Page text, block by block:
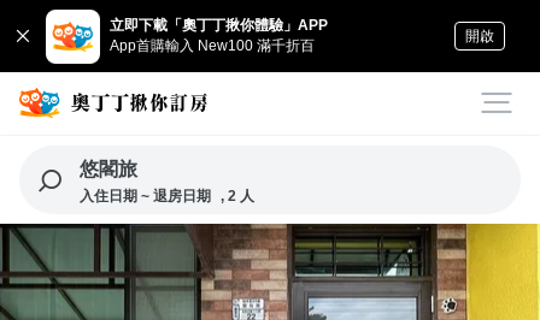
立即下載「奧丁丁揪你體驗」APP
App首購輸入 New100 滿千折百
開啟
悠閣旅
入住日期 ~ 退房日期 , 2 人